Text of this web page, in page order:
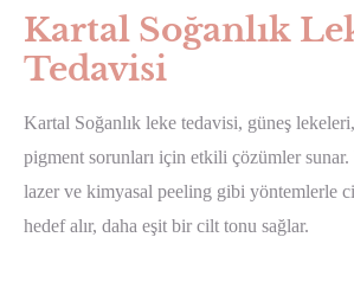
Kartal Soğanlık
Tedavisi
Kartal Soğanlık leke tedavisi, güneş
pigment sorunları için etkili çözümler
lazer ve kimyasal peeling gibi yöntemlerle
hedef alır, daha eşit bir cilt tonu sağlar.